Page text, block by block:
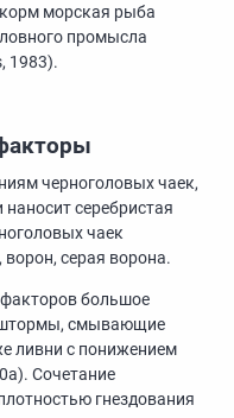
морская рыба
промысла
1983).
черноголовых чаек,
серебристая
чаек
серая ворона.
большое
штормы, смывающие
ливни с понижением
Сочетание
гнездования